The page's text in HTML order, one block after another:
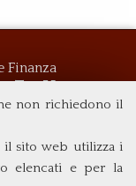
non richiedono il
il sito web utilizza i
elencati e per la
Finanza
Tor Vergata